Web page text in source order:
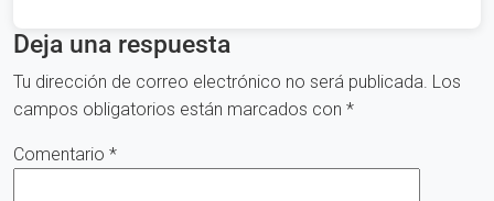
Deja una respuesta
Tu dirección de correo electrónico no será publicada. Los
campos obligatorios están marcados con *
Comentario *